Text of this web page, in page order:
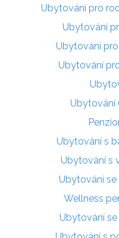
Ubytování pro
Ubytování
Ubytování
Ubytování
Ubytování
Ubytování s
Ubytování s
Ubytování se
Wellness
Ubytování se